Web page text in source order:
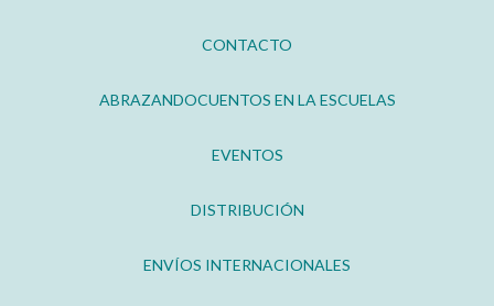
CONTACTO
ABRAZANDOCUENTOS EN LA ESCUELAS
EVENTOS
DISTRIBUCIÓN
ENVÍOS INTERNACIONALES